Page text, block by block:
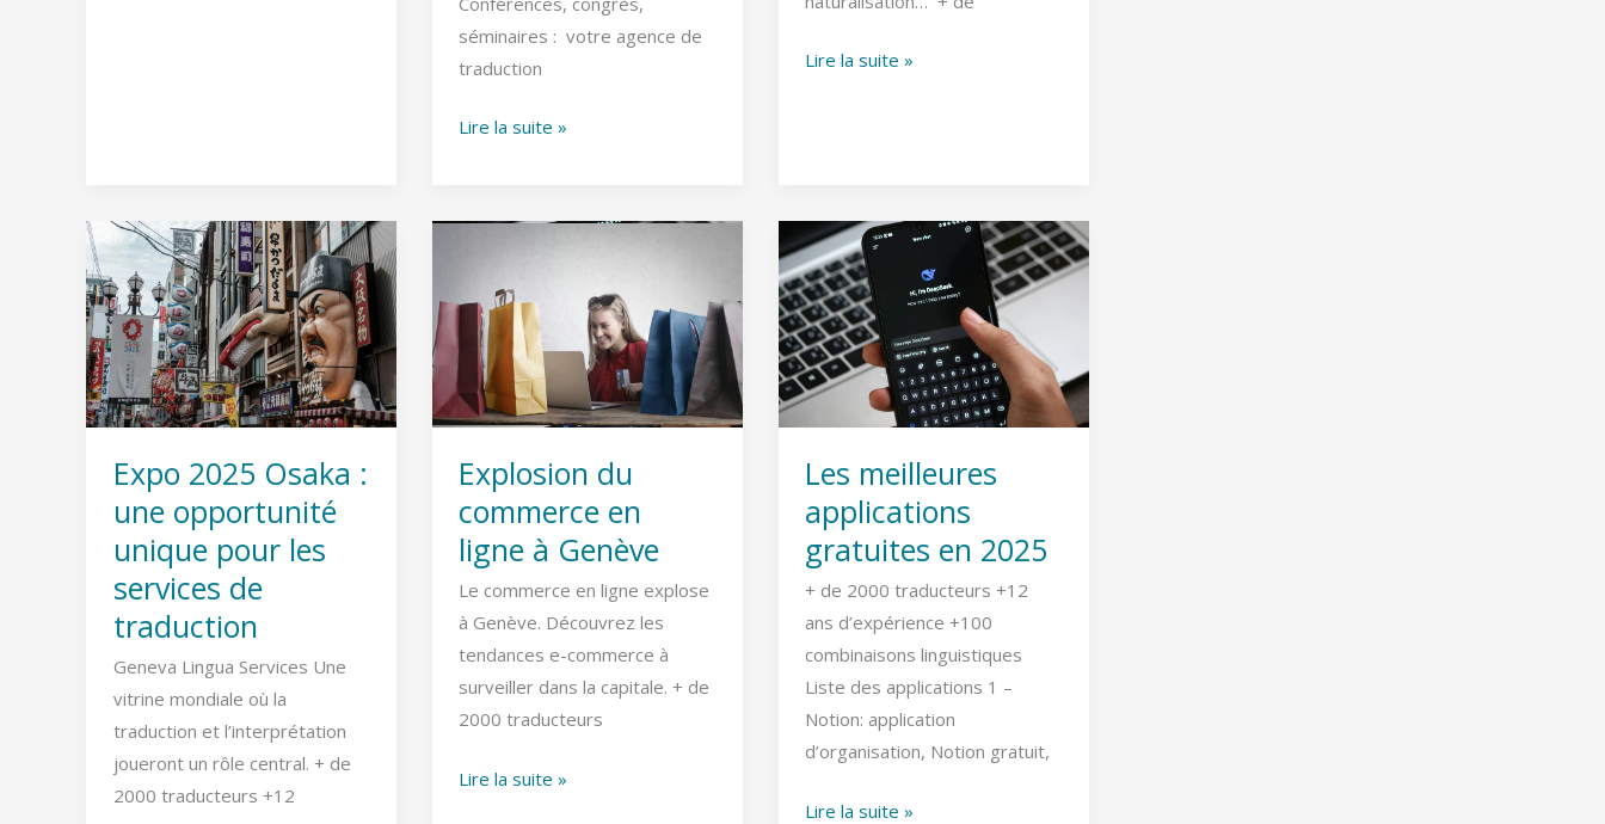
séminaires : votre agence de
traduction
Lire la suite »
Lire la suite »
Expo 2025 Osaka :
une opportunité
unique pour les
services de
traduction
Geneva Lingua Services Une
vitrine mondiale où la
traduction et l’interprétation
joueront un rôle central. + de
2000 traducteurs +12
Expo
2025
Osaka
une
opportunité
pour
les
services
de
traduction
Explosion du
commerce en
ligne à Genève
Le commerce en ligne explose
à Genève. Découvrez les
tendances e-commerce à
surveiller dans la capitale. + de
2000 traducteurs
commerce
en
ligne
à
Lire la suite »
Les meilleures
applications
gratuites en 2025
+ de 2000 traducteurs +12
ans d’expérience +100
combinaisons linguistiques
Liste des applications 1 –
Notion: application
d’organisation, Notion gratuit,
Les
meilleures
applications
gratuites
en
2025
Lire la suite »